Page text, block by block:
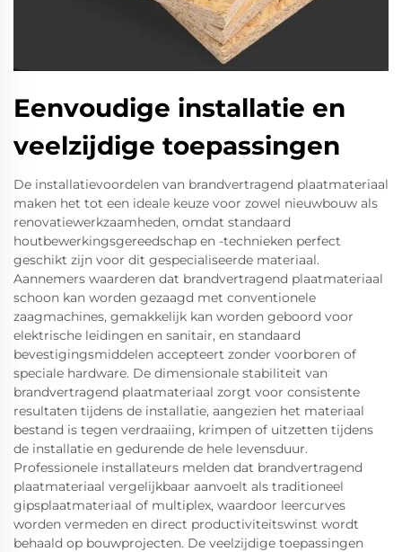
Eenvoudige installatie en
veelzijdige toepassingen
De installatievoordelen van brandvertragend plaatmateriaal
maken het tot een ideale keuze voor zowel nieuwbouw als
renovatiewerkzaamheden, omdat standaard
houtbewerkingsgereedschap en -technieken perfect
geschikt zijn voor dit gespecialiseerde materiaal.
Aannemers waarderen dat brandvertragend plaatmateriaal
schoon kan worden gezaagd met conventionele
zaagmachines, gemakkelijk kan worden geboord voor
elektrische leidingen en sanitair, en standaard
bevestigingsmiddelen accepteert zonder voorboren of
speciale hardware. De dimensionale stabiliteit van
brandvertragend plaatmateriaal zorgt voor consistente
resultaten tijdens de installatie, aangezien het materiaal
bestand is tegen verdraaiing, krimpen of uitzetten tijdens
de installatie en gedurende de hele levensduur.
Professionele installateurs melden dat brandvertragend
plaatmateriaal vergelijkbaar aanvoelt als traditioneel
gipsplaatmateriaal of multiplex, waardoor leercurves
worden vermeden en direct productiviteitswinst wordt
behaald op bouwprojecten. De veelzijdige toepassingen